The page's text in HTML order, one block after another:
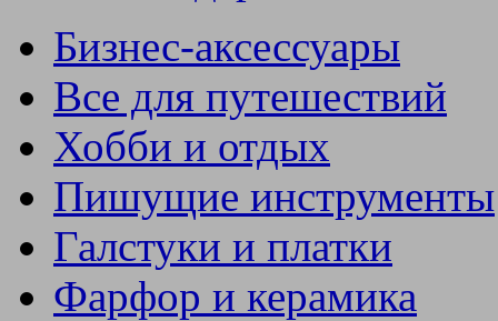
Бизнес-аксессуары
Все для путешествий
Хобби и отдых
Пишущие инструменты
Галстуки и платки
Фарфор и керамика